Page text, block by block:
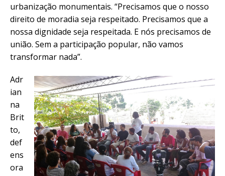
urbanização monumentais. “Precisamos que o nosso
direito de moradia seja respeitado. Precisamos que a
nossa dignidade seja respeitada. E nós precisamos de
união. Sem a participação popular, não vamos
transformar nada”.
Adr
ian
na
Brit
to,
def
ens
ora